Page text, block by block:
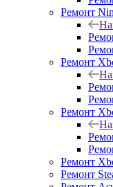
Ремонт
Ремонт
Ремонт
Ремонт
Ремонт